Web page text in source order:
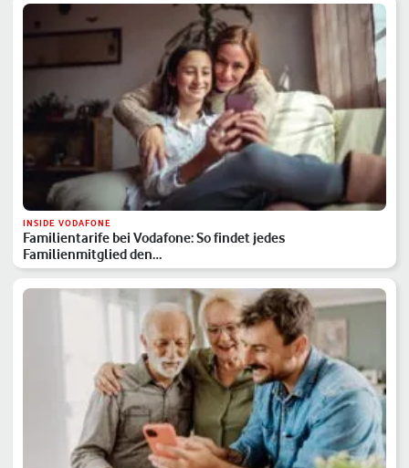
INSIDE VODAFONE
Familientarife bei Vodafone: So findet jedes
Familienmitglied den…